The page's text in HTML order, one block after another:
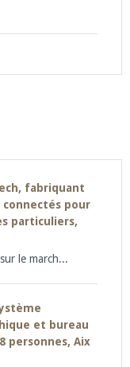
fabriquant
connectés pour
particuliers,
le march...
et bureau
personnes, Aix